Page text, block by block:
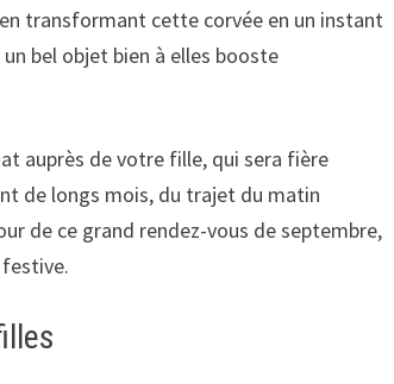
transformant cette corvée en un instant
bel objet bien à elles booste
auprès de votre fille, qui sera fière
de longs mois, du trajet du matin
de ce grand rendez-vous de septembre,